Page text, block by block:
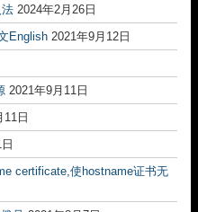
2024年2月26日
English 2021年9月12日
2021年9月11日
11日
certificate,使hostname证书无